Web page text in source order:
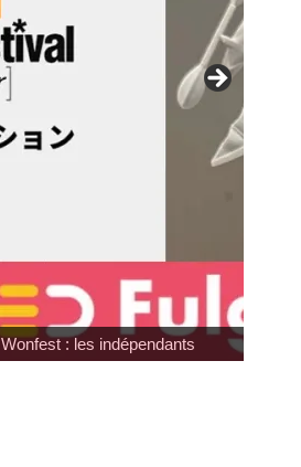
Wonfest : les indépendants